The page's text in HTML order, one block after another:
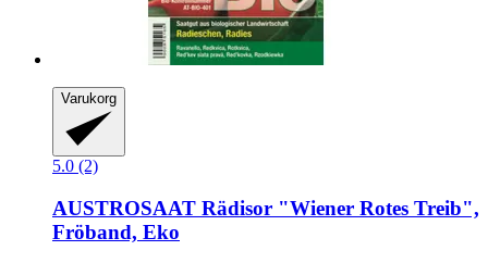
Varukorg
5.0 (2)
AUSTROSAAT Rädisor "Wiener Rotes Treib",
Fröband, Eko